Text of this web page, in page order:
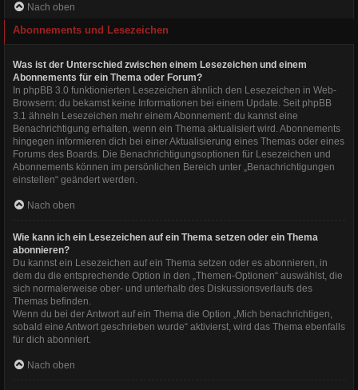
Nach oben
Abonnements und Lesezeichen
Was ist der Unterschied zwischen einem Lesezeichen und einem
Abonnements für ein Thema oder Forum?
In phpBB 3.0 funktionierten Lesezeichen ähnlich den Lesezeichen in Web-
Browsern: du bekamst keine Informationen bei einem Update. Seit phpBB
3.1 ähneln Lesezeichen mehr einem Abonnement: du kannst eine
Benachrichtigung erhalten, wenn ein Thema aktualisiert wird. Abonnements
hingegen informieren dich bei einer Aktualisierung eines Themas oder eines
Forums des Boards. Die Benachrichtigungsoptionen für Lesezeichen und
Abonnements können im persönlichen Bereich unter „Benachrichtigungen
einstellen“ geändert werden.
Nach oben
Wie kann ich ein Lesezeichen auf ein Thema setzen oder ein Thema
abonnieren?
Du kannst ein Lesezeichen auf ein Thema setzen oder es abonnieren, in
dem du die entsprechende Option in den „Themen-Optionen“ auswählst, die
sich normalerweise ober- und unterhalb des Diskussionsverlaufs des
Themas befinden.
Wenn du bei der Antwort auf ein Thema die Option „Mich benachrichtigen,
sobald eine Antwort geschrieben wurde“ aktivierst, wird das Thema ebenfalls
für dich abonniert.
Nach oben